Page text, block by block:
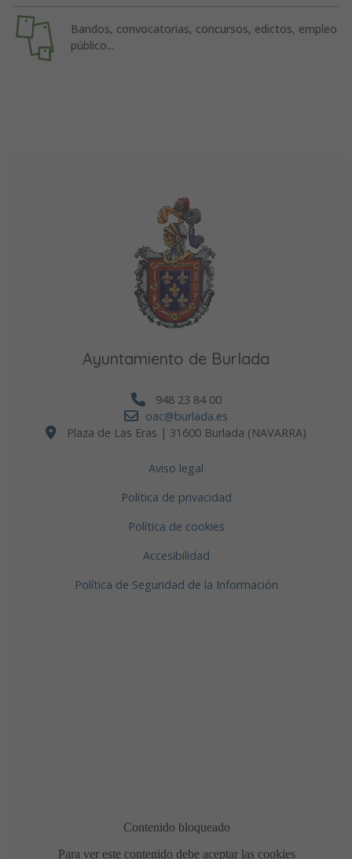
Bandos, convocatorias, concursos, edictos, empleo
público...
Ayuntamiento de Burlada
948 23 84 00
oac@burlada.es
Plaza de Las Eras | 31600 Burlada (NAVARRA)
Aviso legal
Política de privacidad
Política de cookies
Accesibilidad
Política de Seguridad de la Información